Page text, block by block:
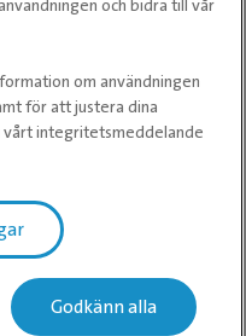
08:00 - 19:00
08:00 - 19:00
och bidra till vår
om användningen
för att justera dina
vårt integritetsmeddelande
Godkänn alla